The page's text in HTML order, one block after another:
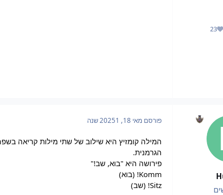
23
מוניטין
פורסם מאי 18, 2025 1 שנה
המילה קומזיץ היא שילוב של שתי מילות קריאה
הגרמנית.
פירושה היא "בוא, שב!"
Komm! (בוא)
Sitz! (שב)